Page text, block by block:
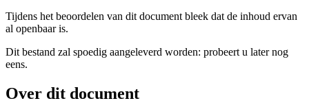
Tijdens het beoordelen van dit document bleek dat de inhoud ervan
al openbaar is.
Dit bestand zal spoedig aangeleverd worden: probeert u later nog
eens.
Over dit document